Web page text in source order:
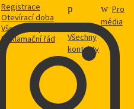
Registrace
Otevírací doba
Vše o nákupu
Reklamační řád
Všechny
kontakty
Pro
média